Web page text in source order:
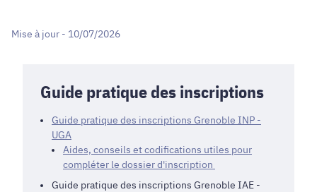
Mise à jour - 10/07/2026
Guide pratique des inscriptions
Guide pratique des inscriptions Grenoble INP -
UGA
Aides, conseils et codifications utiles pour
compléter le dossier d'inscription
Guide pratique des inscriptions Grenoble IAE -